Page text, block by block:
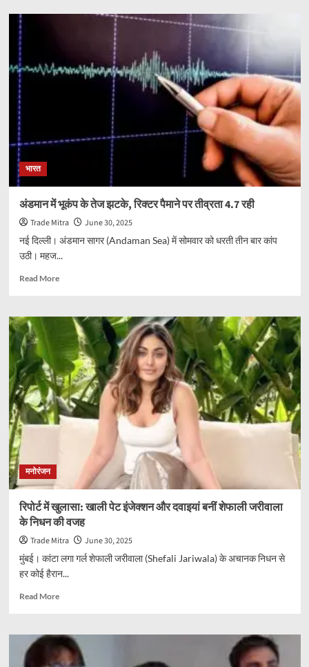
BRICS
denounce
Pahalgam
against
position
भारत
अंडमान में भूकंप के तेज झटके, रिक्टर पैमाने पर तीव्रता 4.7 रही
Trade Mitra
June 30, 2025
नई दिल्ली। अंडमान सागर (Andaman Sea) में सोमवार को धरती तीन बार कांप
उठी। महज...
Read MoreRead
अंडमान
भूकंप
तेज
झटके,
रिक्टर
पैमाने
पर
मनोरंजन
रिपोर्ट में खुलासा: खाली पेट इंजेक्शन और दवाइयां बनीं शेफाली जरीवाला
के निधन की वजह
Trade Mitra
June 30, 2025
मुंबई। कांटा लगा गर्ल शेफाली जरीवाला (Shefali Jariwala) के अचानक निधन से
हर कोई हैरान...
Read MoreRead
रिपोर्ट
में
खुलासा: